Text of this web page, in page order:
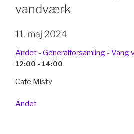
vandværk
11. maj 2024
Andet - Generalforsamling - Vang
12:00 - 14:00
Cafe Misty
Andet